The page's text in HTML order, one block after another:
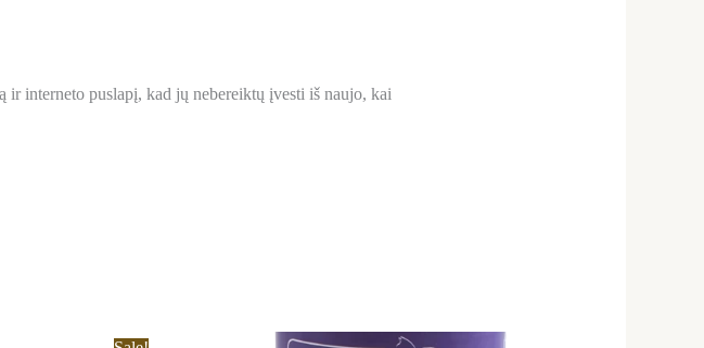
ir interneto puslapį, kad jų nebereiktų įvesti iš naujo, kai
Original